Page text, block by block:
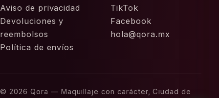
Aviso de privacidad
Devoluciones y
reembolsos
Política de envíos
TikTok
Facebook
hola@qora.mx
© 2026 Qora — Maquillaje con carácter, Ciudad de